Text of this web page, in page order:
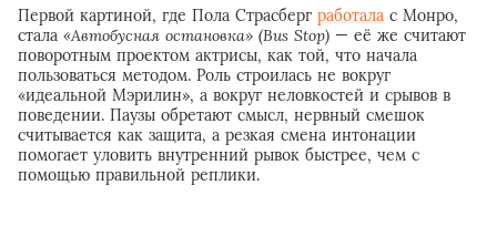
Первой картиной, где Пола Страсберг работала с Монро,
стала «Автобусная остановка» (Bus Stop) — её же считают
поворотным проектом актрисы, как той, что начала
пользоваться методом. Роль строилась не вокруг
«идеальной Мэрилин», а вокруг неловкостей и срывов в
поведении. Паузы обретают смысл, нервный смешок
считывается как защита, а резкая смена интонации
помогает уловить внутренний рывок быстрее, чем с
помощью правильной реплики.